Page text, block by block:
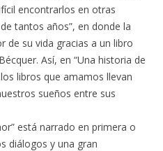
encontrarlos en otras
tantos años”, en donde la
de su vida gracias a un libro
Así, en “Una historia de
libros que amamos llevan
sueños entre sus
está narrado en primera o
diálogos y una gran